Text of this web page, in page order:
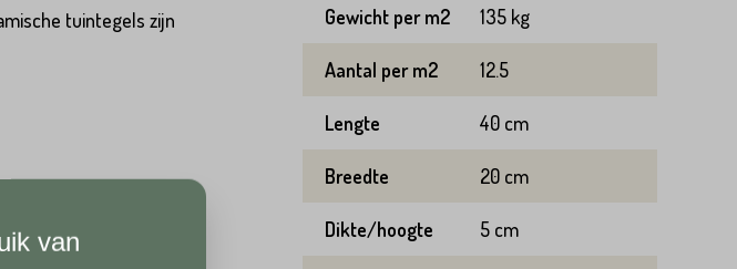
tuintegels zijn
Gewicht per m2 135 kg
Aantal per m2 12.5
Lengte 40 cm
Breedte 20 cm
Dikte/hoogte 5 cm
van